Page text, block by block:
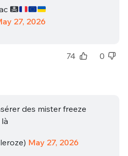
27, 2026
74 0
des mister freeze
May 27, 2026